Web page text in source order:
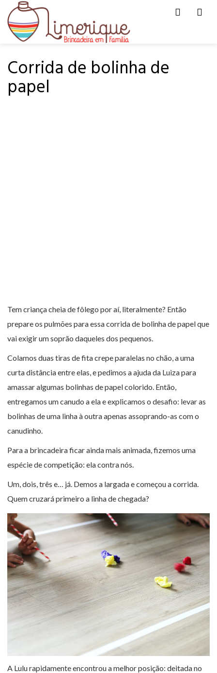
HOME PÁ-PUM
Corrida de bolinha de
papel
Tem criança cheia de fôlego por aí, literalmente? Então
prepare os pulmões para essa corrida de bolinha de papel que
vai exigir um soprão daqueles dos pequenos.
Colamos duas tiras de fita crepe paralelas no chão, a uma
curta distância entre elas, e pedimos a ajuda da Luiza para
amassar algumas bolinhas de papel colorido. Então,
entregamos um canudo a ela e explicamos o desafio: levar as
bolinhas de uma linha à outra apenas assoprando-as com o
canudinho.
Para a brincadeira ficar ainda mais animada, fizemos uma
espécie de competição: ela contra nós.
Um, dois, três e… já. Demos a largada e começou a corrida.
Quem cruzará primeiro a linha de chegada?
A Lulu rapidamente encontrou a melhor posição: deitada no